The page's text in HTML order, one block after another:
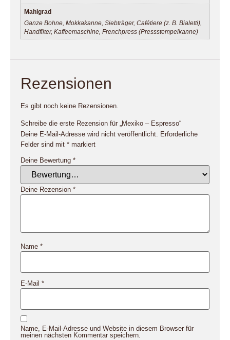
Mahlgrad
Ganze Bohne, Mokkakanne, Siebträger, Cafétiere (z. B. Bialetti),
Handfilter, Kaffeemaschine, Frenchpress (Pressstempelkanne)
Rezensionen
Es gibt noch keine Rezensionen.
Schreibe die erste Rezension für „Mexiko – Espresso“
Deine E-Mail-Adresse wird nicht veröffentlicht. Erforderliche
Felder sind mit * markiert
Deine Bewertung *
Deine Rezension *
Name *
E-Mail *
Name, E-Mail-Adresse und Website in diesem Browser für
meinen nächsten Kommentar speichern.